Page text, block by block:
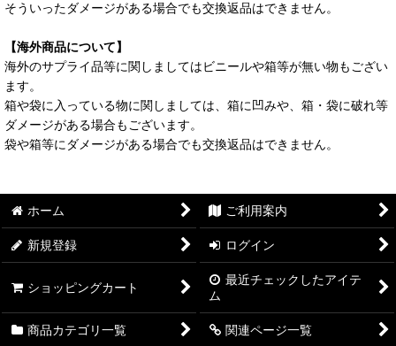
そういったダメージがある場合でも交換返品はできません。
【海外商品について】
海外のサプライ品等に関しましてはビニールや箱等が無い物もござい
ます。
箱や袋に入っている物に関しましては、箱に凹みや、箱・袋に破れ等
ダメージがある場合もございます。
袋や箱等にダメージがある場合でも交換返品はできません。
ホーム ご利用案内
新規登録 ログイン
ショッピングカート
最近チェックしたアイテ
ム
商品カテゴリ一覧 関連ページ一覧